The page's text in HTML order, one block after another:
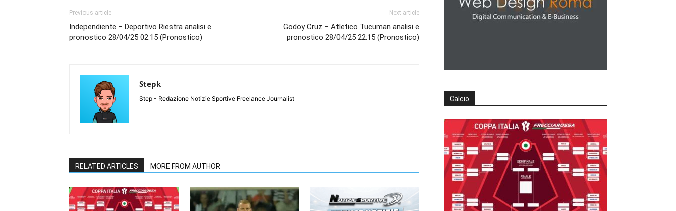
Previous article
Independiente – Deportivo Riestra analisi e
pronostico 28/04/25 02:15 (Pronostico)
Next article
Godoy Cruz – Atletico Tucuman analisi e
pronostico 28/04/25 22:15 (Pronostico)
Stepk
Step - Redazione Notizie Sportive Freelance Journalist
RELATED ARTICLES MORE FROM AUTHOR
Calcio